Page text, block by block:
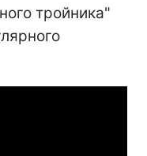
тройника"